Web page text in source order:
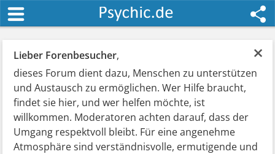
×
Lieber Forenbesucher,
dieses Forum dient dazu, Menschen zu unterstützen
und Austausch zu ermöglichen. Wer Hilfe braucht,
findet sie hier, und wer helfen möchte, ist
willkommen. Moderatoren achten darauf, dass der
Umgang respektvoll bleibt. Für eine angenehme
Atmosphäre sind verständnisvolle, ermutigende und